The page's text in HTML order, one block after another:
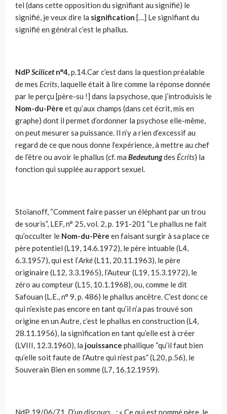
tel (dans cette opposition du signifiant au signifié) le
signifié, je veux dire la signification […] Le si­gnifiant du
signifié en général c’est le phallus.
NdPScilicetn°4,p.14.Car c’est dans la question préalable
de mes Ecrits, laquelle était à lire comme la réponse donnée
par le perçu [père-su !] dans la psychose, que j’introduisis le
Nom-du-Père et qu’aux champs (dans cet écrit, mis en
graphe) dont il permet d’ordonner la psychose elle-même,
on peut me­surer sa puissance. Il n’y a rien d’excessif au
regard de ce que nous donne l’expérience, à mettre au chef
de l’être ou avoir le phallus (cf. ma Bedeutungdes Écrits) la
fonction qui supplée au rapport sexuel.
Stoïanoff, “Comment faire passer un éléphant par un trou
de souris”, LEF, n° 25, vol. 2, p. 191-201 “Le phallus ne fait
qu’occulter le Nom-du-Père en faisant surgir à sa place ce
père potentiel (L19, 14.6.1972), le père intuable (L4,
6.3.1957), qui est l’Arké(L11, 20.11.1963), le père
originaire (L12, 3.3.1965), l’Auteur (L19, 15.3.1972), le
zéro au compteur (L15, 10.1.1968), ou, comme le dit
Safouan (L.E., n° 9, p. 486) le phallus ancêtre. C’est donc ce
qui n’existe pas encore en tant qu’il n’a pas trou­vé son
origine en un Autre, c’est le phallus en construction (L4,
28.11.1956), la signification en tant qu’elle est à créer
(LVIII, 12.3.1960), la jouissance phallique “qu’il faut bien
qu’elle soit faute de l’Autre qui n’est pas” (L20, p.56), le
Souverain Bien en somme (L7, 16.12.1959).